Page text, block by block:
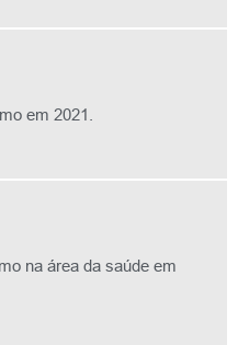
em 2021.
na área da saúde em